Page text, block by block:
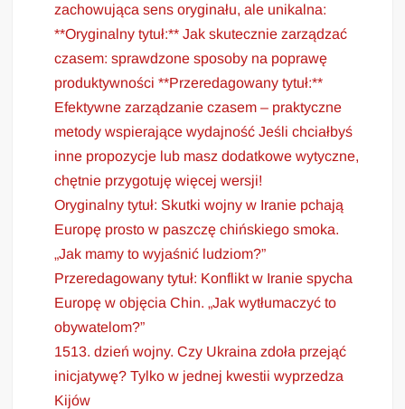
zachowująca sens oryginału, ale unikalna:
**Oryginalny tytuł:** Jak skutecznie zarządzać
czasem: sprawdzone sposoby na poprawę
produktywności **Przeredagowany tytuł:**
Efektywne zarządzanie czasem – praktyczne
metody wspierające wydajność Jeśli chciałbyś
inne propozycje lub masz dodatkowe wytyczne,
chętnie przygotuję więcej wersji!
Oryginalny tytuł: Skutki wojny w Iranie pchają
Europę prosto w paszczę chińskiego smoka.
„Jak mamy to wyjaśnić ludziom?”
Przeredagowany tytuł: Konflikt w Iranie spycha
Europę w objęcia Chin. „Jak wytłumaczyć to
obywatelom?”
1513. dzień wojny. Czy Ukraina zdoła przejąć
inicjatywę? Tylko w jednej kwestii wyprzedza
Kijów